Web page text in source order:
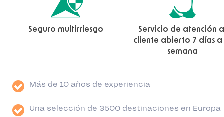
Seguro multirriesgo
Servicio de atención
cliente abierto 7 días a
semana
Más de 10 años de experiencia
Una selección de 3500 destinaciones en Europa